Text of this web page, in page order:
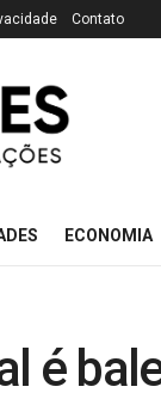
Contato
ECONOMIA
é